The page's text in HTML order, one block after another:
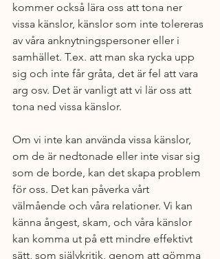
kommer också lära oss att tona ner
vissa känslor, känslor som inte tolereras
av våra anknytningspersoner eller i
samhället. T.ex. att man ska rycka upp
sig och inte får gråta, det är fel att vara
arg osv. Det är vanligt att vi lär oss att
tona ned vissa känslor.
Om vi inte kan använda vissa känslor,
om de är nedtonade eller inte visar sig
som de borde, kan det skapa problem
för oss. Det kan påverka vårt
välmående och våra relationer. Vi kan
känna ångest, skam, och våra känslor
kan komma ut på ett mindre effektivt
sätt, som självkritik, genom att gömma